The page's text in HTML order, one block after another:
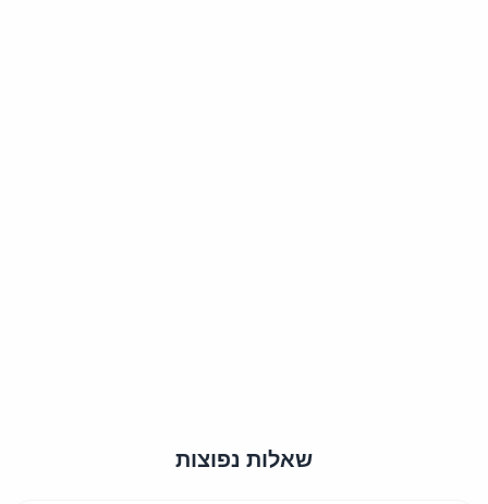
שאלות נפוצות